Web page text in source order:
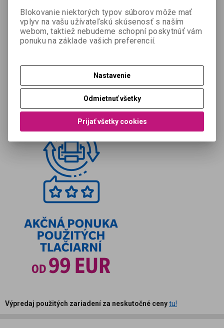
Výpredaj použitých zariadení za neskutočné cenytu!
Blokovanie niektorých typov súborov môže mať
vplyv na vašu užívateľskú skúsenosť s naším
webom, taktiež nebudeme schopní poskytnúť vám
ponuku na základe vašich preferencií.
Nastavenie
Odmietnuť všetky
Prijať všetky cookies